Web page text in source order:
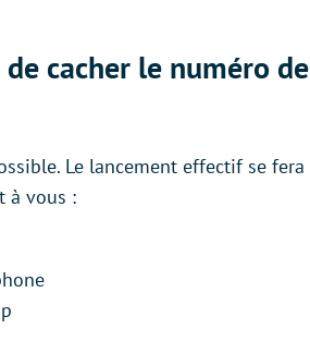
cacher le numéro de
Le lancement effectif se fera
à vous :